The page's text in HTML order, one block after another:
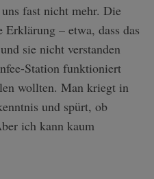
fast nicht mehr. Die
– etwa, dass das
sie nicht verstanden
Station funktioniert
wollten. Man kriegt in
und spürt, ob
ich kann kaum